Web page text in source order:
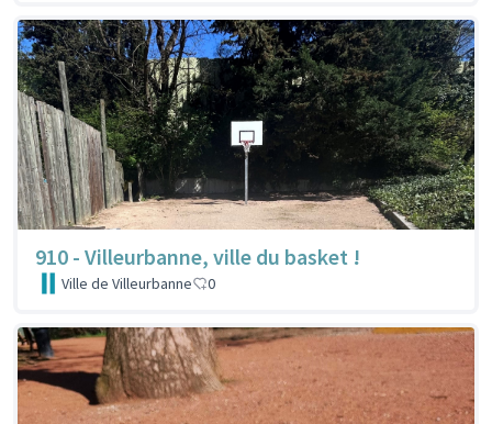
910 - Villeurbanne, ville du basket !
Ville de Villeurbanne 0